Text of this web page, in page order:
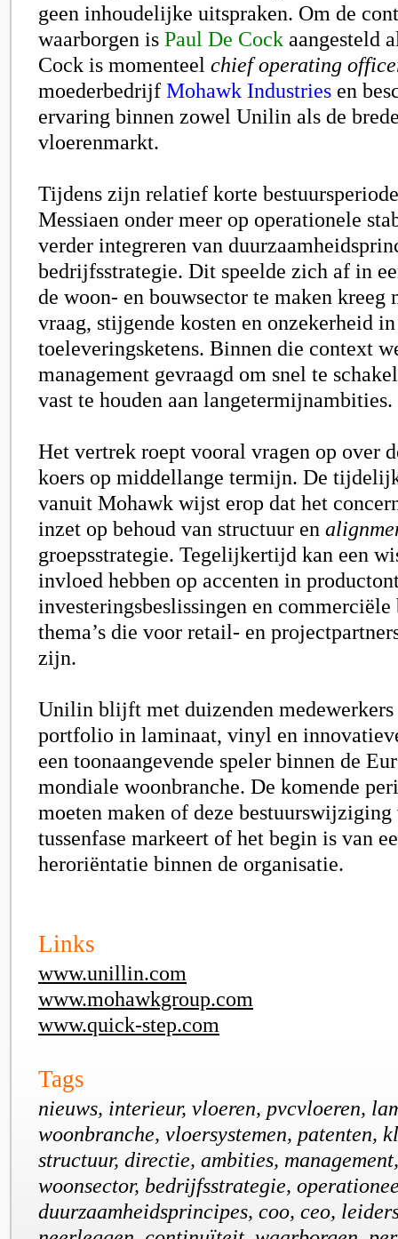
geen inhoudelijke uitspraken. Om de
waarborgen is Paul De Cock aangesteld
Cock is momenteel chief operating
moederbedrijf Mohawk Industries en
ervaring binnen zowel Unilin als de
vloerenmarkt.
Tijdens zijn relatief korte
Messiaen onder meer op operationele
verder integreren van
bedrijfsstrategie. Dit speelde zich af in
de woon- en bouwsector te maken kreeg
vraag, stijgende kosten en onzekerheid
toeleveringsketens. Binnen die context
management gevraagd om snel te
vast te houden aan langetermijnambities.
Het vertrek roept vooral vragen op over
koers op middellange termijn. De
vanuit Mohawk wijst erop dat het
inzet op behoud van structuur en
groepsstrategie. Tegelijkertijd kan een
invloed hebben op accenten in
investeringsbeslissingen en commerciële
thema’s die voor retail- en
zijn.
Unilin blijft met duizenden medewerkers
portfolio in laminaat, vinyl en
een toonaangevende speler binnen de
mondiale woonbranche. De komende
moeten maken of deze bestuurswijziging
tussenfase markeert of het begin is van
heroriëntatie binnen de organisatie.
Links
www.unillin.com
www.mohawkgroup.com
www.quick-step.com
Tags
nieuws, interieur, vloeren, pvcvloeren,
woonbranche, vloersystemen, patenten,
structuur, directie, ambities,
woonsector, bedrijfsstrategie,
duurzaamheidsprincipes, coo, ceo,